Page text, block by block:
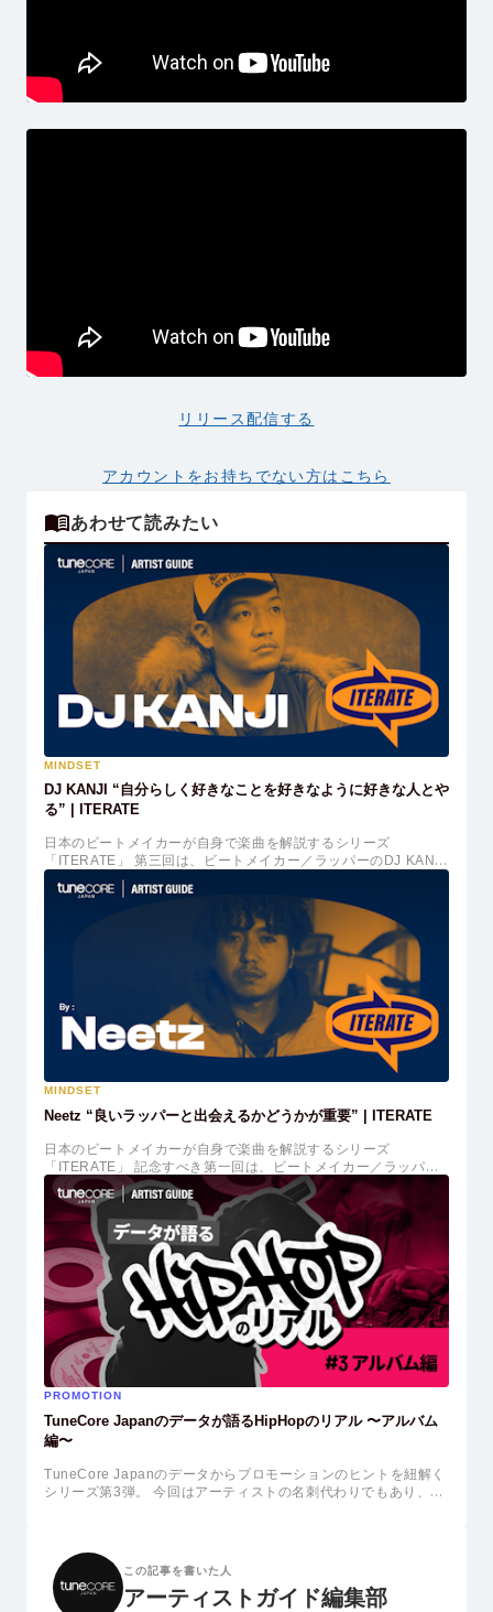
リリース配信する
アカウントをお持ちでない方はこちら
あわせて読みたい
MINDSET
DJ KANJI “自分らしく好きなことを好きなように好きな人とや
る” | ITERATE
日本のビートメイカーが自身で楽曲を解説するシリーズ
「ITERATE」 第三回は、ビートメイカー／ラッパーのDJ KANJI
が登場。 詳しい制作プロセスから普段は目にすることのできな
い貴重な制作風景などビートメイカーやクリエイターはもちろ
ん、HIPHOPヘッズも楽しめる内容となっています。
MINDSET
Neetz “良いラッパーと出会えるかどうかが重要” | ITERATE
日本のビートメイカーが自身で楽曲を解説するシリーズ
「ITERATE」 記念すべき第一回は、ビートメイカー／ラッパー
のNeetzが登場。 詳しい制作プロセスから普段は目にすることの
できない貴重な制作風景などビートメイカーやクリエイターはも
ちろん、HIPHOPヘッズも楽しめる内容となっています。
PROMOTION
TuneCore Japanのデータが語るHipHopのリアル 〜アルバム
編〜
TuneCore Japanのデータからプロモーションのヒントを紐解く
シリーズ第3弾。 今回はアーティストの名刺代わりでもあり、音
この記事を書いた人
アーティストガイド編集部